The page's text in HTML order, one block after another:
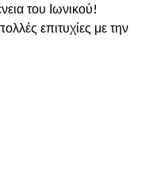
του Ιωνικού!
επιτυχίες με την